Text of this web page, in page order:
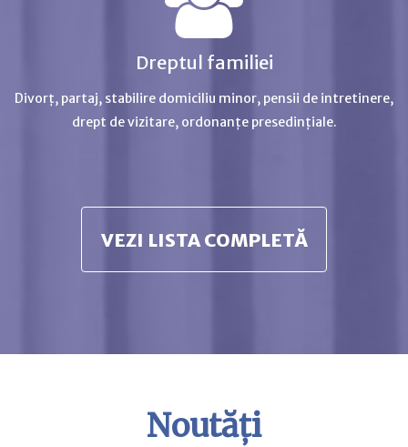
Dreptul familiei
Divorț, partaj, stabilire domiciliu minor, pensii de intretinere,
drept de vizitare, ordonanțe presedințiale.
VEZI LISTA COMPLETĂ
Noutăți